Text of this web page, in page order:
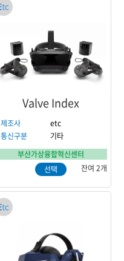
Valve Index
제조사
etc
통신구분
기타
부산가상융합혁신센터
선택
잔여 2개